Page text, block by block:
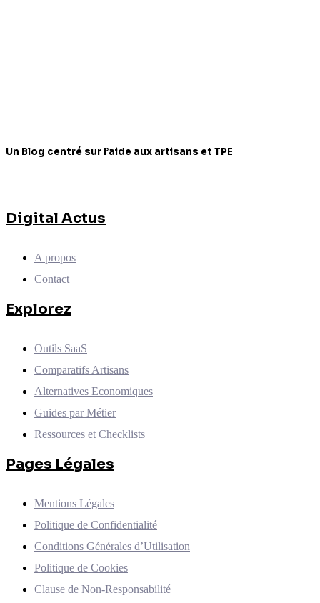
Un Blog centré sur l’aide aux artisans et TPE
Digital Actus
A propos
Contact
Explorez
Outils SaaS
Comparatifs Artisans
Alternatives Economiques
Guides par Métier
Ressources et Checklists
Pages Légales
Mentions Légales
Politique de Confidentialité
Conditions Générales d’Utilisation
Politique de Cookies
Clause de Non-Responsabilité